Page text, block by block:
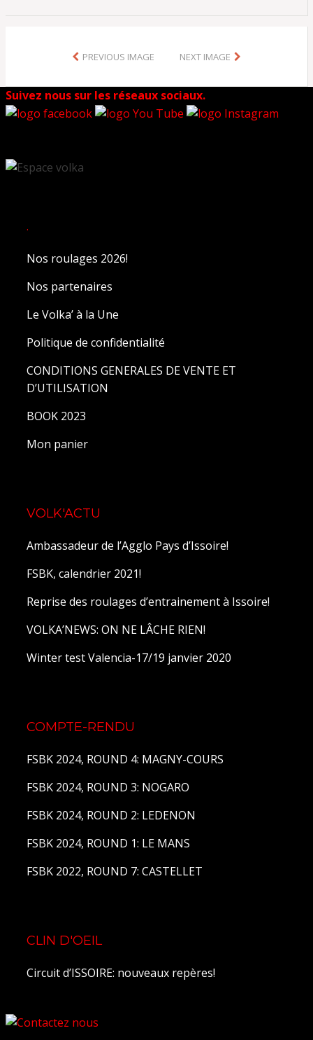
PREVIOUS IMAGE NEXT IMAGE
Suivez nous sur les réseaux sociaux.
.
Nos roulages 2026!
Nos partenaires
Le Volka’ à la Une
Politique de confidentialité
CONDITIONS GENERALES DE VENTE ET
D’UTILISATION
BOOK 2023
Mon panier
VOLK'ACTU
Ambassadeur de l’Agglo Pays d’Issoire!
FSBK, calendrier 2021!
Reprise des roulages d’entrainement à Issoire!
VOLKA’NEWS: ON NE LÂCHE RIEN!
Winter test Valencia-17/19 janvier 2020
COMPTE-RENDU
FSBK 2024, ROUND 4: MAGNY-COURS
FSBK 2024, ROUND 3: NOGARO
FSBK 2024, ROUND 2: LEDENON
FSBK 2024, ROUND 1: LE MANS
FSBK 2022, ROUND 7: CASTELLET
CLIN D'OEIL
Circuit d’ISSOIRE: nouveaux repères!